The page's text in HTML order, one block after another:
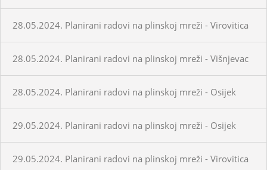
28.05.2024. Planirani radovi na plinskoj mreži - Virovitica
28.05.2024. Planirani radovi na plinskoj mreži - Višnjevac
28.05.2024. Planirani radovi na plinskoj mreži - Osijek
29.05.2024. Planirani radovi na plinskoj mreži - Osijek
29.05.2024. Planirani radovi na plinskoj mreži - Virovitica